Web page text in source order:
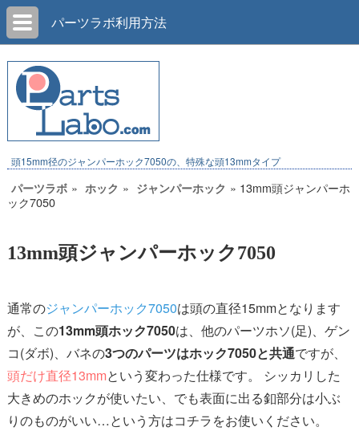
パーツラボ利用方法
頭15mm径のジャンパーホック7050の、特殊な頭13mmタイプ
パーツラボ » ホック » ジャンパーホック » 13mm頭ジャンパーホ
ック7050
13mm頭ジャンパーホック7050
通常のジャンパーホック7050は頭の直径15mmとなります
が、この13mm頭ホック7050は、他のパーツホソ(足)、ゲン
コ(ダボ)、バネの3つのパーツはホック7050と共通ですが、
頭だけ直径13mmという変わった仕様です。 シッカリした
大きめのホックが使いたい、でも表面に出る釦部分は小ぶ
りのものがいい…という方はコチラをお使いください。